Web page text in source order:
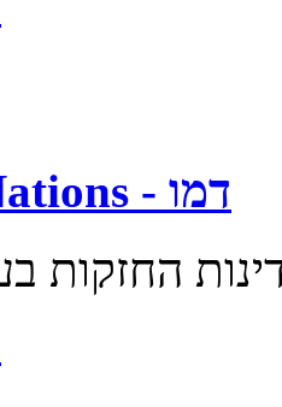
Pride of Nations - דמו